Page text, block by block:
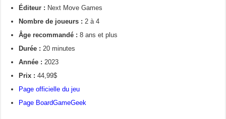
Éditeur : Next Move Games
Nombre de joueurs : 2 à 4
Âge recommandé :8 ans et plus
Durée : 20 minutes
Année : 2023
Prix :44,99$
Page officielle du jeu
Page BoardGameGeek